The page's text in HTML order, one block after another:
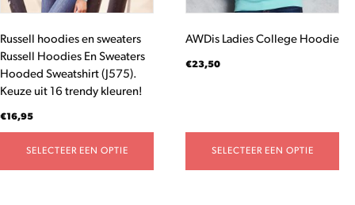
Russell hoodies en sweaters
Russell Hoodies En Sweaters
Hooded Sweatshirt (J575).
Keuze uit 16 trendy kleuren!
€16,95
SELECTEER EEN OPTIE
gekozen
op
de
productpagina
AWDis Ladies College Hoodie
€23,50
SELECTEER EEN OPTIE
op
de